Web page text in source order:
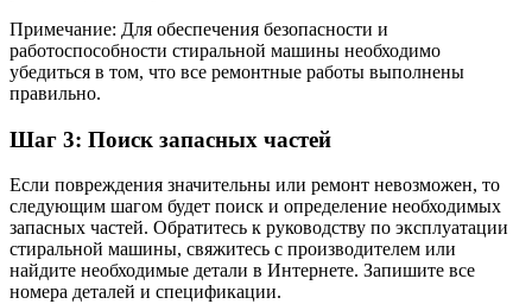
Примечание: Для обеспечения безопасности и
работоспособности стиральной машины необходимо
убедиться в том, что все ремонтные работы выполнены
правильно.
Шаг 3: Поиск запасных частей
Если повреждения значительны или ремонт невозможен, то
следующим шагом будет поиск и определение необходимых
запасных частей. Обратитесь к руководству по эксплуатации
стиральной машины, свяжитесь с производителем или
найдите необходимые детали в Интернете. Запишите все
номера деталей и спецификации.